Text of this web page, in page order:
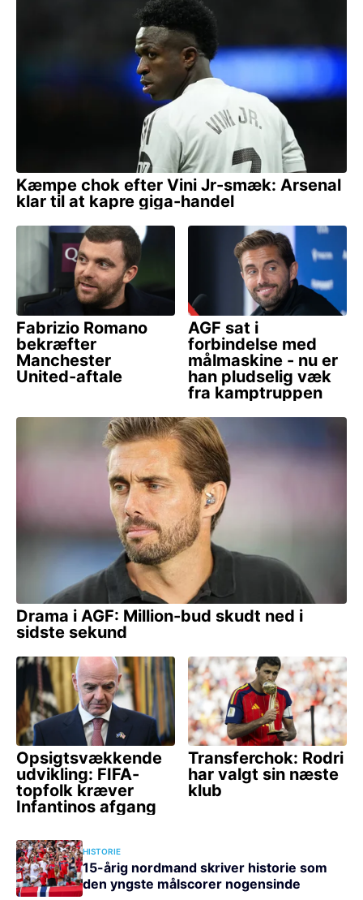
HISTORIE
15-årig nordmand skriver historie som
den yngste målscorer nogensinde